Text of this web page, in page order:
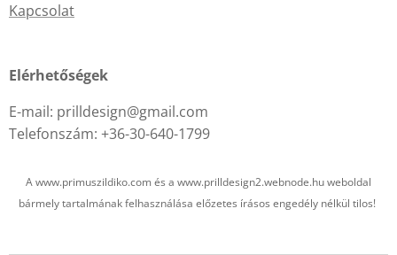
Kapcsolat
Elérhetőségek
E-mail: prilldesign@gmail.com
Telefonszám: +36-30-640-1799
A www.primuszildiko.com és a www.prilldesign2.webnode.hu weboldal
bármely tartalmának felhasználása előzetes írásos engedély nélkül tilos!